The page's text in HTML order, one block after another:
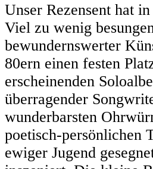
Unser Rezensent hat
Viel zu wenig
bewundernswerter
80ern einen festen
erscheinenden
überragender
wunderbarsten
poetisch-persönlichen
ewiger Jugend